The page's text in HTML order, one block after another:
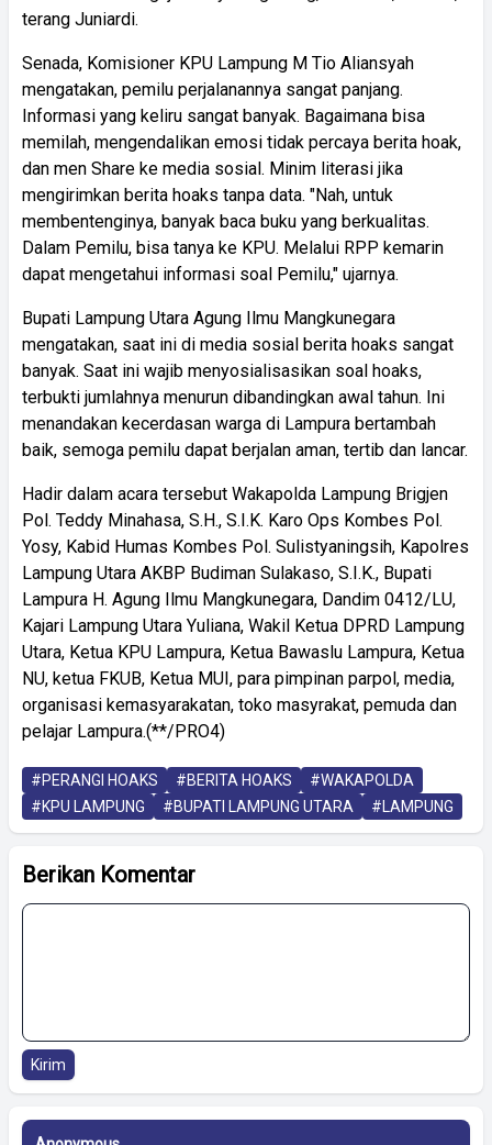
terang Juniardi.
Senada, Komisioner KPU Lampung M Tio Aliansyah
mengatakan, pemilu perjalanannya sangat panjang.
Informasi yang keliru sangat banyak. Bagaimana bisa
memilah, mengendalikan emosi tidak percaya berita hoak,
dan men Share ke media sosial. Minim literasi jika
mengirimkan berita hoaks tanpa data. "Nah, untuk
membentenginya, banyak baca buku yang berkualitas.
Dalam Pemilu, bisa tanya ke KPU. Melalui RPP kemarin
dapat mengetahui informasi soal Pemilu," ujarnya.
Bupati Lampung Utara Agung Ilmu Mangkunegara
mengatakan, saat ini di media sosial berita hoaks sangat
banyak. Saat ini wajib menyosialisasikan soal hoaks,
terbukti jumlahnya menurun dibandingkan awal tahun. Ini
menandakan kecerdasan warga di Lampura bertambah
baik, semoga pemilu dapat berjalan aman, tertib dan lancar.
Hadir dalam acara tersebut Wakapolda Lampung Brigjen
Pol. Teddy Minahasa, S.H., S.I.K. Karo Ops Kombes Pol.
Yosy, Kabid Humas Kombes Pol. Sulistyaningsih, Kapolres
Lampung Utara AKBP Budiman Sulakaso, S.I.K., Bupati
Lampura H. Agung Ilmu Mangkunegara, Dandim 0412/LU,
Kajari Lampung Utara Yuliana, Wakil Ketua DPRD Lampung
Utara, Ketua KPU Lampura, Ketua Bawaslu Lampura, Ketua
NU, ketua FKUB, Ketua MUI, para pimpinan parpol, media,
organisasi kemasyarakatan, toko masyrakat, pemuda dan
pelajar Lampura.(**/PRO4)
#PERANGI HOAKS #BERITA HOAKS
#WAKAPOLDA
#KPU LAMPUNG
#BUPATI LAMPUNG UTARA #LAMPUNG
Berikan Komentar
Kirim